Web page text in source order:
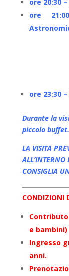
ore
ore 23:30
Durante la
piccolo buffet.
LA VISITA
ALL’INTERNO
CONSIGLIA
CONDIZIONI
e
Ingresso
anni.